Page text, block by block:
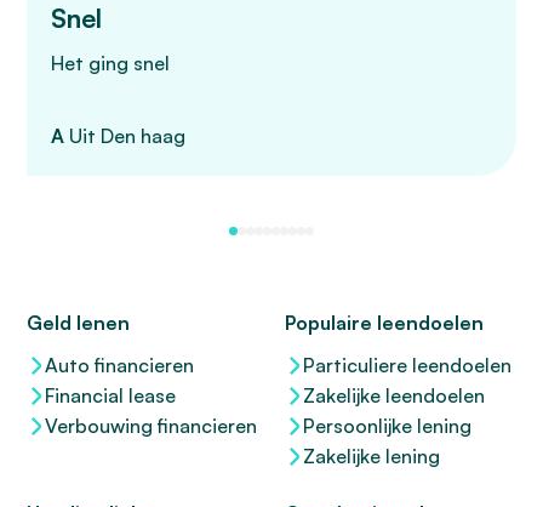
Snel
Het ging snel
A Uit Den haag
Geld lenen
Auto financieren
Financial lease
Verbouwing financieren
Populaire leendoelen
Particuliere leendoelen
Zakelijke leendoelen
Persoonlijke lening
Zakelijke lening